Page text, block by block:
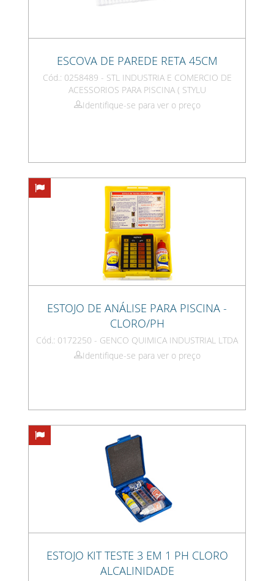
ESCOVA DE PAREDE RETA 45CM
Cód.: 0258489 - STL INDUSTRIA E COMERCIO DE
ACESSORIOS PARA PISCINA ( STYLU
Identifique-se para ver o preço
ESTOJO DE ANÁLISE PARA PISCINA -
CLORO/PH
Cód.: 0172250 - GENCO QUIMICA INDUSTRIAL LTDA
Identifique-se para ver o preço
ESTOJO KIT TESTE 3 EM 1 PH CLORO
ALCALINIDADE